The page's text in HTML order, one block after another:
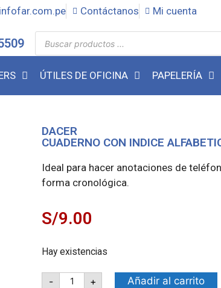
Contáctanos Mi cuenta
ÚTILES DE OFICINA PAPELERÍA
DACER
CUADERNO CON INDICE
Ideal para hacer anotaciones de
forma cronológica.
S/9.00
Hay existencias
- + Añadir al carrito